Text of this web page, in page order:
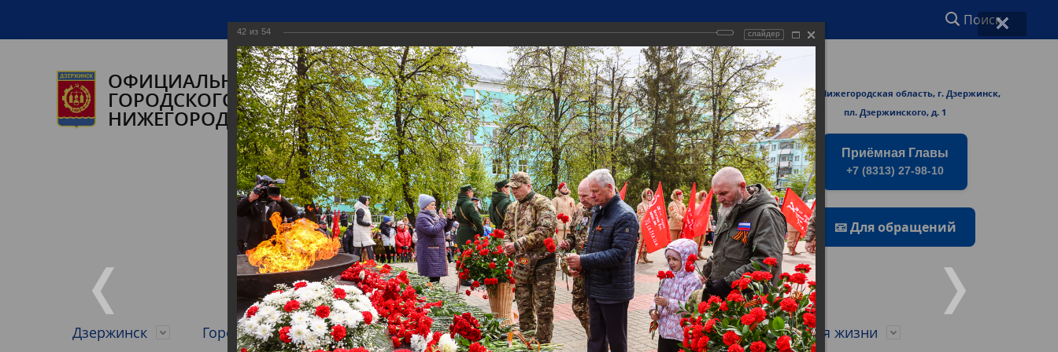
Поиск
ОФИЦИАЛЬНЫЙ САЙТ АДМИНИСТРАЦИИ
ГОРОДСКОГО ОКРУГА ГОРОД ДЗЕРЖИНСК
НИЖЕГОРОДСКОЙ ОБЛАСТИ
Точный прогноз погоды в Дзержинске
https://world-weather.ru/informers/
🛜Карта WiFi🛜
606000 Нижегородская область, г. Дзержинск,
пл. Дзержинского, д. 1
Приёмная Главы
+7 (8313) 27-98-10
📧 Для обращений
Дзержинск Городской округ Городская среда Экономика и имущество Город для жизни
42 из 54 слайдер